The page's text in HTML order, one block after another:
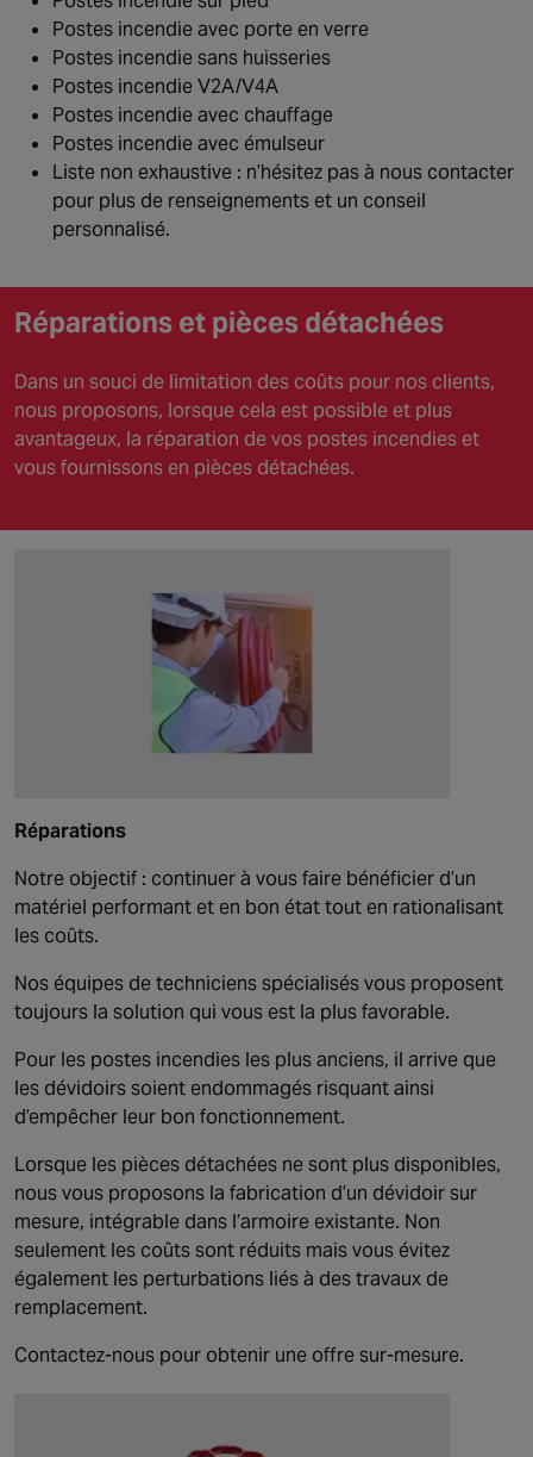
Postes incendie avec porte en verre
Postes incendie sans huisseries
Postes incendie V2A/V4A
Postes incendie avec chauffage
Postes incendie avec émulseur
Liste non exhaustive : n’hésitez pas à nous contacter
pour plus de renseignements et un conseil
personnalisé.
Réparations et pièces détachées
Dans un souci de limitation des coûts pour nos clients,
nous proposons, lorsque cela est possible et plus
avantageux, la réparation de vos postes incendies et
vous fournissons en pièces détachées.
Réparations
Notre objectif : continuer à vous faire bénéficier d’un
matériel performant et en bon état tout en rationalisant
les coûts.
Nos équipes de techniciens spécialisés vous proposent
toujours la solution qui vous est la plus favorable.
Pour les postes incendies les plus anciens, il arrive que
les dévidoirs soient endommagés risquant ainsi
d’empêcher leur bon fonctionnement.
Lorsque les pièces détachées ne sont plus disponibles,
nous vous proposons la fabrication d’un dévidoir sur
mesure, intégrable dans l’armoire existante. Non
seulement les coûts sont réduits mais vous évitez
également les perturbations liés à des travaux de
remplacement.
Contactez-nous pour obtenir une offre sur-mesure.